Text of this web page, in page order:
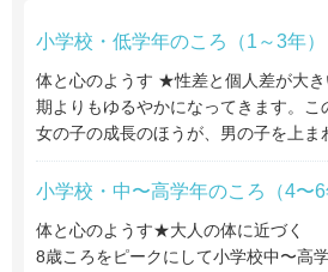
小学校・低学年のころ（1～3年）
体と心のようす ★性差と個人差が大
期よりもゆるやかになってきます。こ
女の子の成長のほうが、男の子を上ま
小学校・中〜高学年のころ（4〜6
体と心のようす★大人の体に近づく
8歳ころをピークにして小学校中〜高